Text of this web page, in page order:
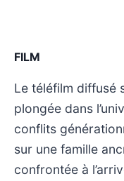
FILM
Le téléfilm diffusé
plongée dans
conflits
sur une famille
confrontée à